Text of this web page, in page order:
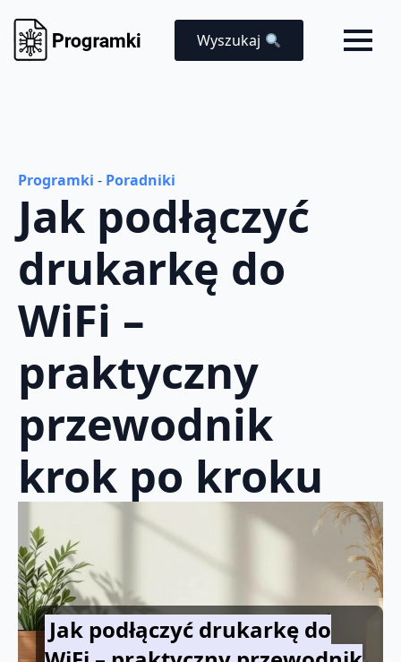
Wyszukaj
Programki - Poradniki
Jak podłączyć
drukarkę do
WiFi –
praktyczny
przewodnik
krok po kroku
Jak podłączyć drukarkę do